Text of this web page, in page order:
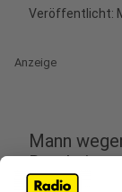
Veröffentlicht:
Anzeige
Mann
Bergheim